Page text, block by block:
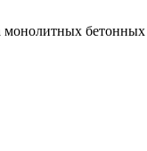
монолитных